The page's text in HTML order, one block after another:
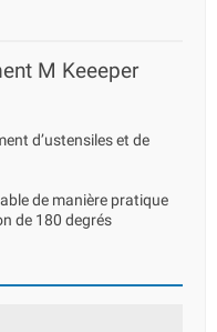
M Keeeper
d’ustensiles et de
de manière pratique
de 180 degrés